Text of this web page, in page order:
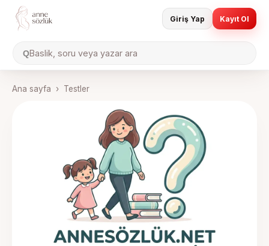
QBaslik, soru veya yazar ara
Giriş Yap Kayıt Ol
Ana sayfa › Testler